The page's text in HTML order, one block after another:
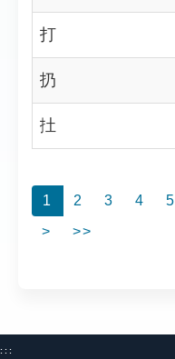
打
扔
扗
1 2 3 4 5
>
>>
:::